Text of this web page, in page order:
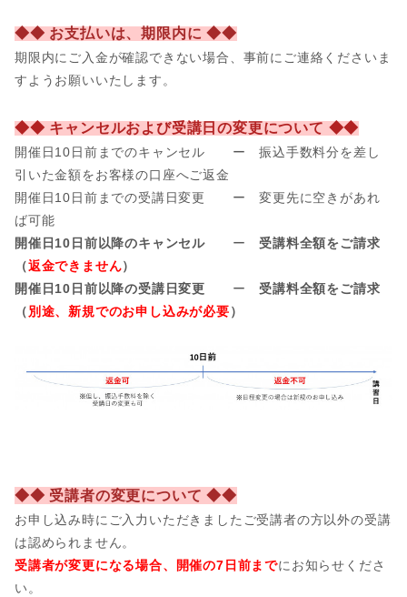
◆◆ お支払いは、期限内に ◆◆
期限内にご入金が確認できない場合、事前にご連絡くださいま
すようお願いいたします。
◆◆ キャンセルおよび受講日の変更について ◆◆
開催日10日前までのキャンセル ー 振込手数料分を差し
引いた金額をお客様の口座へご返金
開催日10日前までの受講日変更 ー 変更先に空きがあれ
ば可能
開催日10日前以降のキャンセル ー受講料全額をご請求
（返金できません）
開催日10日前以降の受講日変更 ー受講料全額をご請求
（別途、新規でのお申し込みが必要）
◆◆ 受講者の変更について ◆◆
お申し込み時にご入力いただきましたご受講者の方以外の受講
は認められません。
受講者が変更になる場合、開催の7日前までにお知らせくださ
い。